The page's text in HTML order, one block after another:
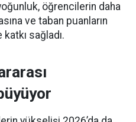
öğrencilerin daha
ve taban puanların
sağladı.